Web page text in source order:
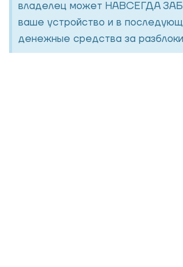
владелец может НАВСЕГДА
ваше устройство и в
денежные средства за